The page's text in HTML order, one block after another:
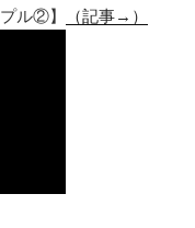
ル②】 （記事→）